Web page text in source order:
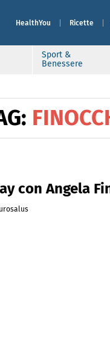
HealthYou Ricette
Sport &
Benessere
con Angela